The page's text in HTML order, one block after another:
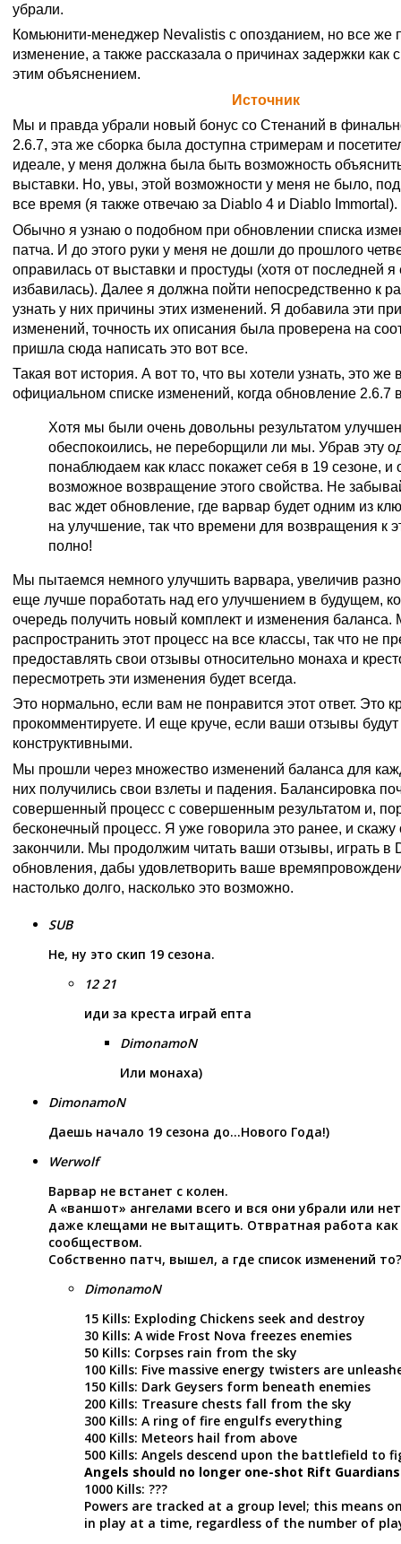
убрали.
Комьюнити-менеджер Nevalistis с опозданием, но все же
изменение, а также рассказала о причинах задержки как
этим объяснением.
Источник
Мы и правда убрали новый бонус со Стенаний в
2.6.7, эта же сборка была доступна стримерам и
идеале, у меня должна была быть возможность
выставки. Но, увы, этой возможности у меня не было,
все время (я также отвечаю за Diablo 4 и Diablo Immortal).
Обычно я узнаю о подобном при обновлении списка
патча. И до этого руки у меня не дошли до прошлого
оправилась от выставки и простуды (хотя от последней
избавилась). Далее я должна пойти непосредственно к
узнать у них причины этих изменений. Я добавила эти
изменений, точность их описания была проверена на
пришла сюда написать это вот все.
Такая вот история. А вот то, что вы хотели узнать, это же
официальном списке изменений, когда обновление 2.6.7
Хотя мы были очень довольны результатом
обеспокоились, не переборщили ли мы. Убрав эту
понаблюдаем как класс покажет себя в 19 сезоне, и
возможное возвращение этого свойства. Не
вас ждет обновление, где варвар будет одним из
на улучшение, так что времени для возвращения к
полно!
Мы пытаемся немного улучшить варвара, увеличив
еще лучше поработать над его улучшением в будущем,
очередь получить новый комплект и изменения
распространить этот процесс на все классы, так что не
предоставлять свои отзывы относительно монаха и
пересмотреть эти изменения будет всегда.
Это нормально, если вам не понравится этот ответ. Это
прокомментируете. И еще круче, если ваши отзывы
конструктивными.
Мы прошли через множество изменений баланса для
них получились свои взлеты и падения. Балансировка
совершенный процесс с совершенным результатом и,
бесконечный процесс. Я уже говорила это ранее, и
закончили. Мы продолжим читать ваши отзывы, играть в
обновления, дабы удовлетворить ваше
настолько долго, насколько это возможно.
SUB
Не, ну это скип 19 сезона.
12 21
иди за креста играй епта
DimonamoN
Или монаха)
DimonamoN
Даешь начало 19 сезона до…Нового Года!)
Werwolf
Варвар не встанет с колен.
А «ваншот» ангелами всего и вся они убрали или
даже клещами не вытащить. Отвратная работа как
сообществом.
Собственно патч, вышел, а где список изменений
DimonamoN
15 Kills: Exploding Chickens seek and destroy
30 Kills: A wide Frost Nova freezes enemies
50 Kills: Corpses rain from the sky
100 Kills: Five massive energy twisters are
150 Kills: Dark Geysers form beneath enemies
200 Kills: Treasure chests fall from the sky
300 Kills: A ring of fire engulfs everything
400 Kills: Meteors hail from above
500 Kills: Angels descend upon the battlefield to
Angels should no longer one-shot Rift
1000 Kills: ???
Powers are tracked at a group level; this means
in play at a time, regardless of the number of